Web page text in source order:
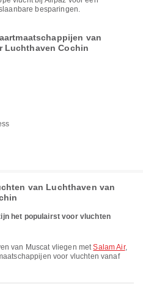
besparingen.
van
Luchthaven Cochin
van Luchthaven van
het populairst voor vluchten
van Muscat vliegen metSalam Air,
voor vluchten vanaf